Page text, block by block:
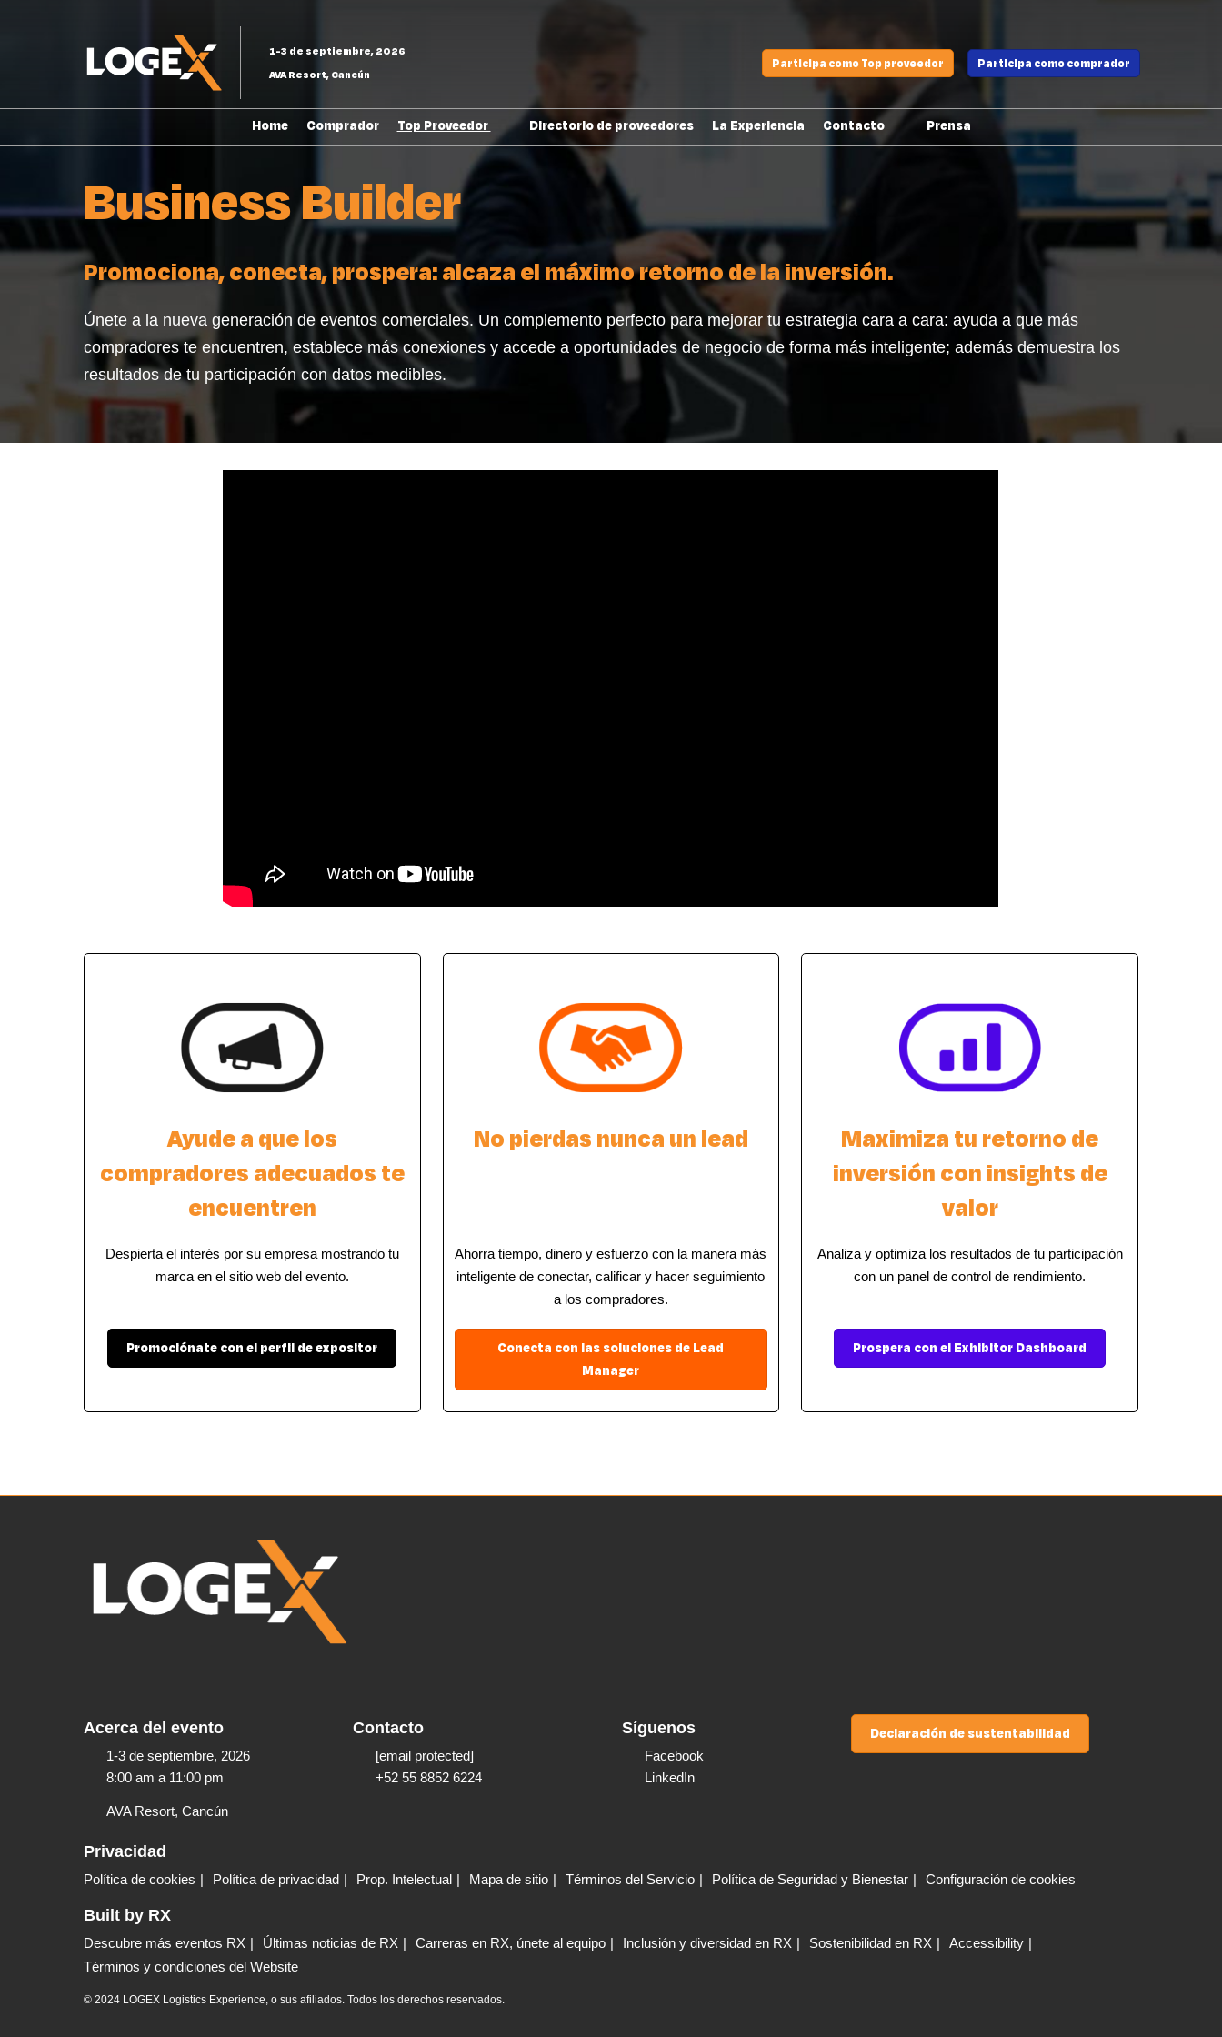
contenido
1-3 de septiembre, 2026
AVA Resort, Cancún
Participa como Top proveedor Participa como comprador
Home Comprador
Top Proveedor
Quiero participar
Cuídate de fraudes
Productos digitales
Ya soy Top Proveedor
Directorio de proveedores La Experiencia
Contacto
Prensa
Business Builder
Promociona, conecta, prospera: alcaza el máximo retorno de la inversión.
Únete a la nueva generación de eventos comerciales. Un complemento perfecto para mejorar tu estrategia cara a cara: ayuda a que más
compradores te encuentren, establece más conexiones y accede a oportunidades de negocio de forma más inteligente; además demuestra los
resultados de tu participación con datos medibles.
Ayude a que los
compradores adecuados te
encuentren
Despierta el interés por su empresa mostrando tu
marca en el sitio web del evento.
Promociónate con el perfil de expositor
No pierdas nunca un lead
Ahorra tiempo, dinero y esfuerzo con la manera más
inteligente de conectar, calificar y hacer seguimiento
a los compradores.
Conecta con las soluciones de Lead
Manager
Maximiza tu retorno de
inversión con insights de
valor
Analiza y optimiza los resultados de tu participación
con un panel de control de rendimiento.
Prospera con el Exhibitor Dashboard
Acerca del evento
1-3 de septiembre, 2026
8:00 am a 11:00 pm​
AVA Resort, Cancún
Contacto
[email protected]
+52 55 8852 6224
Síguenos
Facebook
LinkedIn
Declaración de sustentabilidad
Privacidad
Política de cookies Política de privacidad Prop. Intelectual Mapa de sitio Términos del Servicio Política de Seguridad y Bienestar Configuración de cookies
Built by RX
Descubre más eventos RX Últimas noticias de RX Carreras en RX, únete al equipo Inclusión y diversidad en RX Sostenibilidad en RX
Accessibility
Términos y condiciones del Website
© 2024 LOGEX Logistics Experience, o sus afiliados. Todos los derechos reservados.